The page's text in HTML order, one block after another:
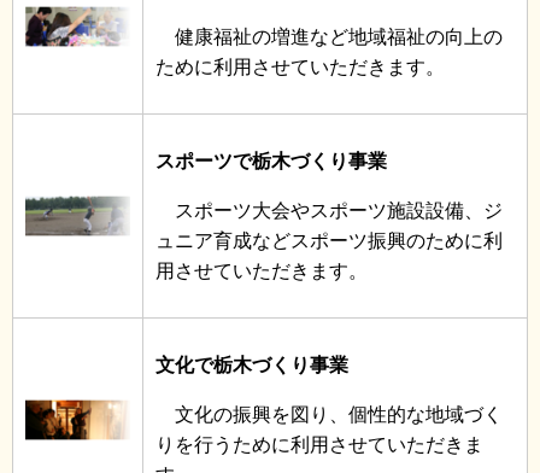
健康福祉の増進など地域福祉の向上の
ために利用させていただきます。
スポーツで栃木づくり事業
スポーツ大会やスポーツ施設設備、ジ
ュニア育成などスポーツ振興のために利
用させていただきます。
文化で栃木づくり事業
文化の振興を図り、個性的な地域づく
りを行うために利用させていただきま